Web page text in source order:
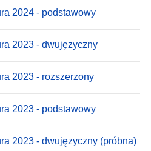
2024 - podstawowy
2023 - dwujęzyczny
2023 - rozszerzony
2023 - podstawowy
2023 - dwujęzyczny (próbna)